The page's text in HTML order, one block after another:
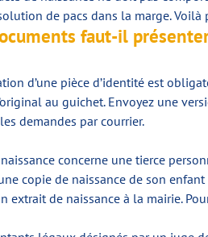
de pacs dans la marge.
faut-il
d’une pièce d’identité est
au guichet. Envoyez une
demandes par courrier.
naissance concerne une tierce
copie de naissance de son
extrait de naissance à la mairie.